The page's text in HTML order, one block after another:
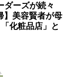
ーズが続々
】美容賢者が母
化粧品店」と